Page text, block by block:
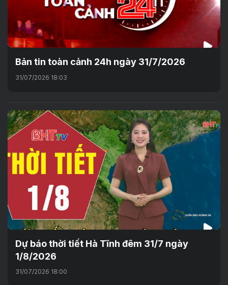
Bản tin toàn cảnh 24h ngày 31/7/2026
31/07/2026 18:03
Dự báo thời tiết Hà Tĩnh đêm 31/7 ngày
1/8/2026
31/07/2026 18:00